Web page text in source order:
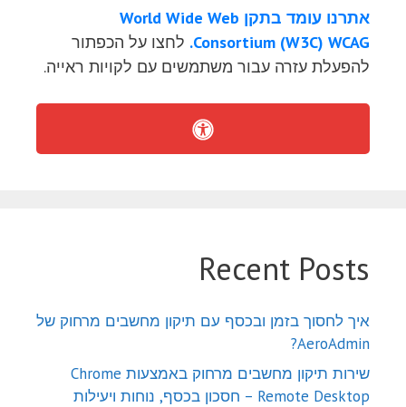
אתרנו עומד בתקן World Wide Web
Consortium (W3C) WCAG. לחצו על הכפתור
להפעלת עזרה עבור משתמשים עם לקויות ראייה.
Recent Posts
איך לחסוך בזמן ובכסף עם תיקון מחשבים מרחוק של
AeroAdmin?
שירות תיקון מחשבים מרחוק באמצעות Chrome
Remote Desktop – חסכון בכסף, נוחות ויעילות